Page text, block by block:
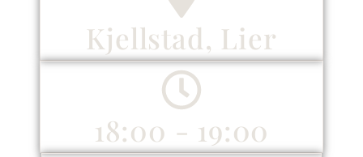
Kjellstad, Lier
18:00 - 19:00